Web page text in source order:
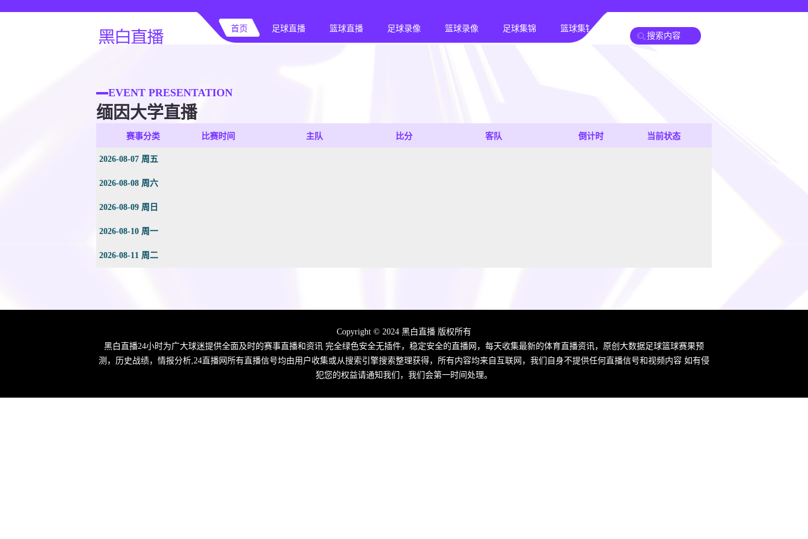
首页 足球直播 篮球直播 足球录像 篮球录像 足球集锦 篮球集锦 足球新闻 篮球新闻
EVENT PRESENTATION
缅因大学直播
赛事分类 比赛时间 主队 比分 客队 倒计时 当前状态
2026-08-07 周五
2026-08-08 周六
2026-08-09 周日
2026-08-10 周一
2026-08-11 周二
Copyright © 2024 黑白直播 版权所有
黑白直播24小时为广大球迷提供全面及时的赛事直播和资讯 完全绿色安全无插件，稳定安全的直播网，每天收集最新的体育直播资讯，原创大数据足球篮球赛果预
测，历史战绩，情报分析,24直播网所有直播信号均由用户收集或从搜索引擎搜索整理获得，所有内容均来自互联网，我们自身不提供任何直播信号和视频内容 如有侵
犯您的权益请通知我们，我们会第一时间处理。